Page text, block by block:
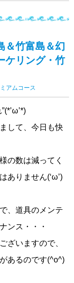
＆竹富島＆幻
ケリング・竹
アムコース
して、今日も快
の数は減ってく
ありません(‘ω’)
、道具のメンテ
ンス・・・
ざいますので、
あるのです(^o^)